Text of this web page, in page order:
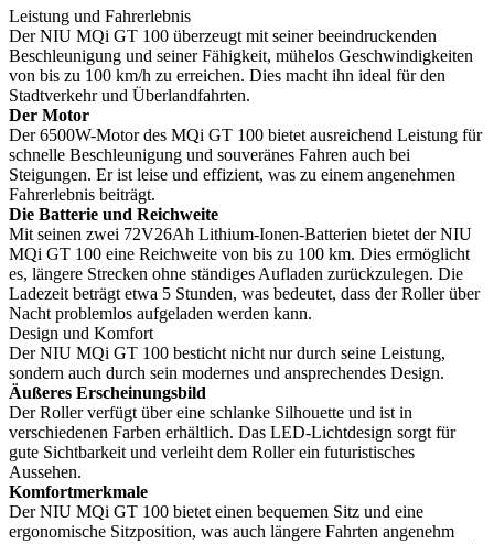
Leistung und Fahrerlebnis
Der NIU MQi GT 100 überzeugt mit seiner beeindruckenden
Beschleunigung und seiner Fähigkeit, mühelos Geschwindigkeiten
von bis zu 100 km/h zu erreichen. Dies macht ihn ideal für den
Stadtverkehr und Überlandfahrten.
Der Motor
Der 6500W-Motor des MQi GT 100 bietet ausreichend Leistung für
schnelle Beschleunigung und souveränes Fahren auch bei
Steigungen. Er ist leise und effizient, was zu einem angenehmen
Fahrerlebnis beiträgt.
Die Batterie und Reichweite
Mit seinen zwei 72V26Ah Lithium-Ionen-Batterien bietet der NIU
MQi GT 100 eine Reichweite von bis zu 100 km. Dies ermöglicht
es, längere Strecken ohne ständiges Aufladen zurückzulegen. Die
Ladezeit beträgt etwa 5 Stunden, was bedeutet, dass der Roller über
Nacht problemlos aufgeladen werden kann.
Design und Komfort
Der NIU MQi GT 100 besticht nicht nur durch seine Leistung,
sondern auch durch sein modernes und ansprechendes Design.
Äußeres Erscheinungsbild
Der Roller verfügt über eine schlanke Silhouette und ist in
verschiedenen Farben erhältlich. Das LED-Lichtdesign sorgt für
gute Sichtbarkeit und verleiht dem Roller ein futuristisches
Aussehen.
Komfortmerkmale
Der NIU MQi GT 100 bietet einen bequemen Sitz und eine
ergonomische Sitzposition, was auch längere Fahrten angenehm